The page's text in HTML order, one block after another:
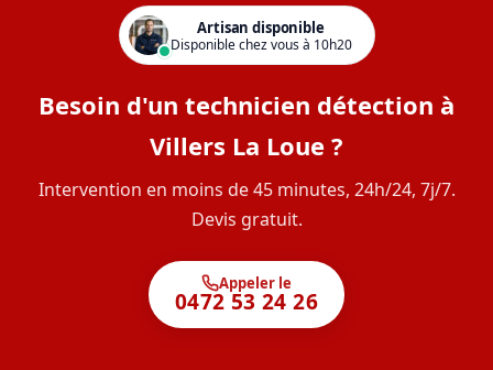
Artisan disponible
Disponible chez vous à 10h20
Besoin d'un technicien détection à
Villers La Loue ?
Intervention en moins de 45 minutes, 24h/24, 7j/7.
Devis gratuit.
Appeler le
0472 53 24 26